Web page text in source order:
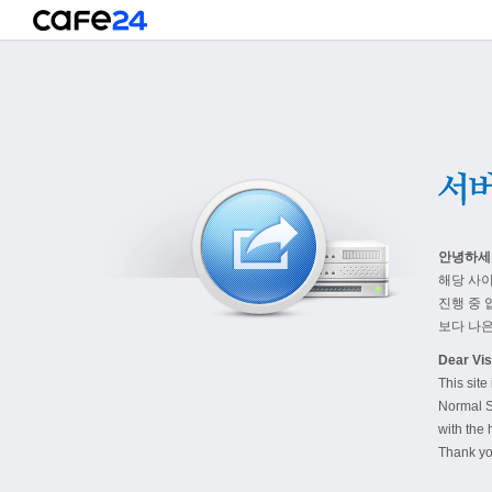
안녕하
해당 사
진행 중
보다 나
Dear
This site
Normal
with the
Thank